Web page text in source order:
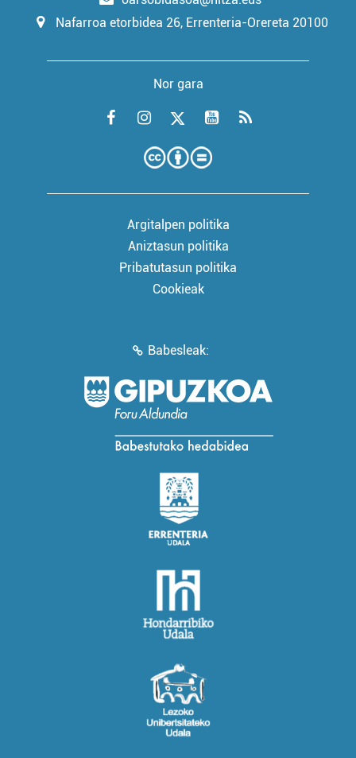
Nafarroa etorbidea 26, Errenteria-Orereta 20100
Nor gara
Argitalpen politika
Aniztasun politika
Pribatutasun politika
Cookieak
Babesleak: